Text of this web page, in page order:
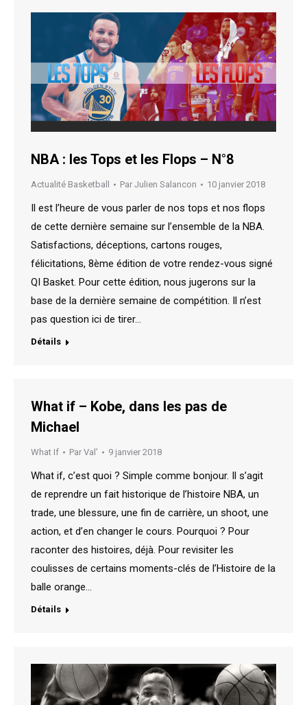
NBA : les Tops et les Flops – N°8
Actualité Basketball Par Julien Salancon 10 janvier 2018
Il est l’heure de vous parler de nos tops et nos flops
de cette dernière semaine sur l’ensemble de la NBA.
Satisfactions, déceptions, cartons rouges,
félicitations, 8ème édition de votre rendez-vous signé
QI Basket. Pour cette édition, nous jugerons sur la
base de la dernière semaine de compétition. Il n’est
pas question ici de tirer…
Détails
What if – Kobe, dans les pas de
Michael
What If Par Val' 9 janvier 2018
What if, c’est quoi ? Simple comme bonjour. Il s’agit
de reprendre un fait historique de l’histoire NBA, un
trade, une blessure, une fin de carrière, un shoot, une
action, et d’en changer le cours. Pourquoi ? Pour
raconter des histoires, déjà. Pour revisiter les
coulisses de certains moments-clés de l’Histoire de la
balle orange…
Détails